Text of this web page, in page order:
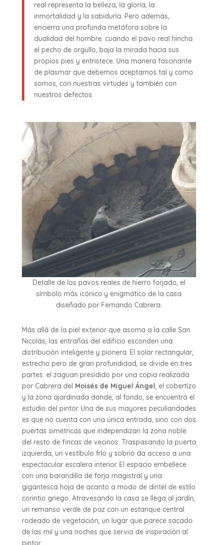
real representa la belleza, la gloria, la
inmortalidad y la sabiduría. Pero además,
encierra una profunda metáfora sobre la
dualidad del hombre: cuando el pavo real hincha
el pecho de orgullo, baja la mirada hacia sus
propios pies y entristece. Una manera fascinante
de plasmar que debemos aceptarnos tal y como
somos, con nuestras virtudes y también con
nuestros defectos.
Detalle de los pavos reales de hierro forjado, el
símbolo más icónico y enigmático de la casa
diseñado por Fernando Cabrera.
Más allá de la piel exterior que asoma a la calle San
Nicolás, las entrañas del edificio esconden una
distribución inteligente y pionera. El solar rectangular,
estrecho pero de gran profundidad, se divide en tres
partes: el zaguan presidido por una copia realizada
por Cabrera del Moisés de Miguel Ángel , el cobertizo
y la zona ajardinada donde, al fondo, se encuentra el
estudio del pintor. Una de sus mayores peculiaridades
es que no cuenta con una única entrada, sino con dos
puertas simétricas que independizan la zona noble
del resto de fincas de vecinos. Traspasando la puerta
izquierda, un vestíbulo frío y sobrio da acceso a una
espectacular escalera interior. El espacio embellece
con una barandilla de forja magistral y una
gigantesca hoja de acanto a modo de dintel de estilo
corintio griego. Atravesando la casa se llega al jardín,
un remanso verde de paz con un estanque central
rodeado de vegetación, un lugar que parece sacado
de las mil y una noches que servia de inspiración al
pintor.